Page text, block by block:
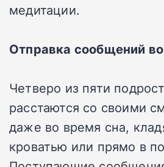
медитации.
Отправка сообщений
Четверо из пяти
расстаются со своими
даже во время сна,
кроватью или прямо в